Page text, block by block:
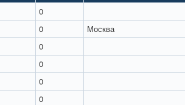
0
0
Москва
0
0
0
0